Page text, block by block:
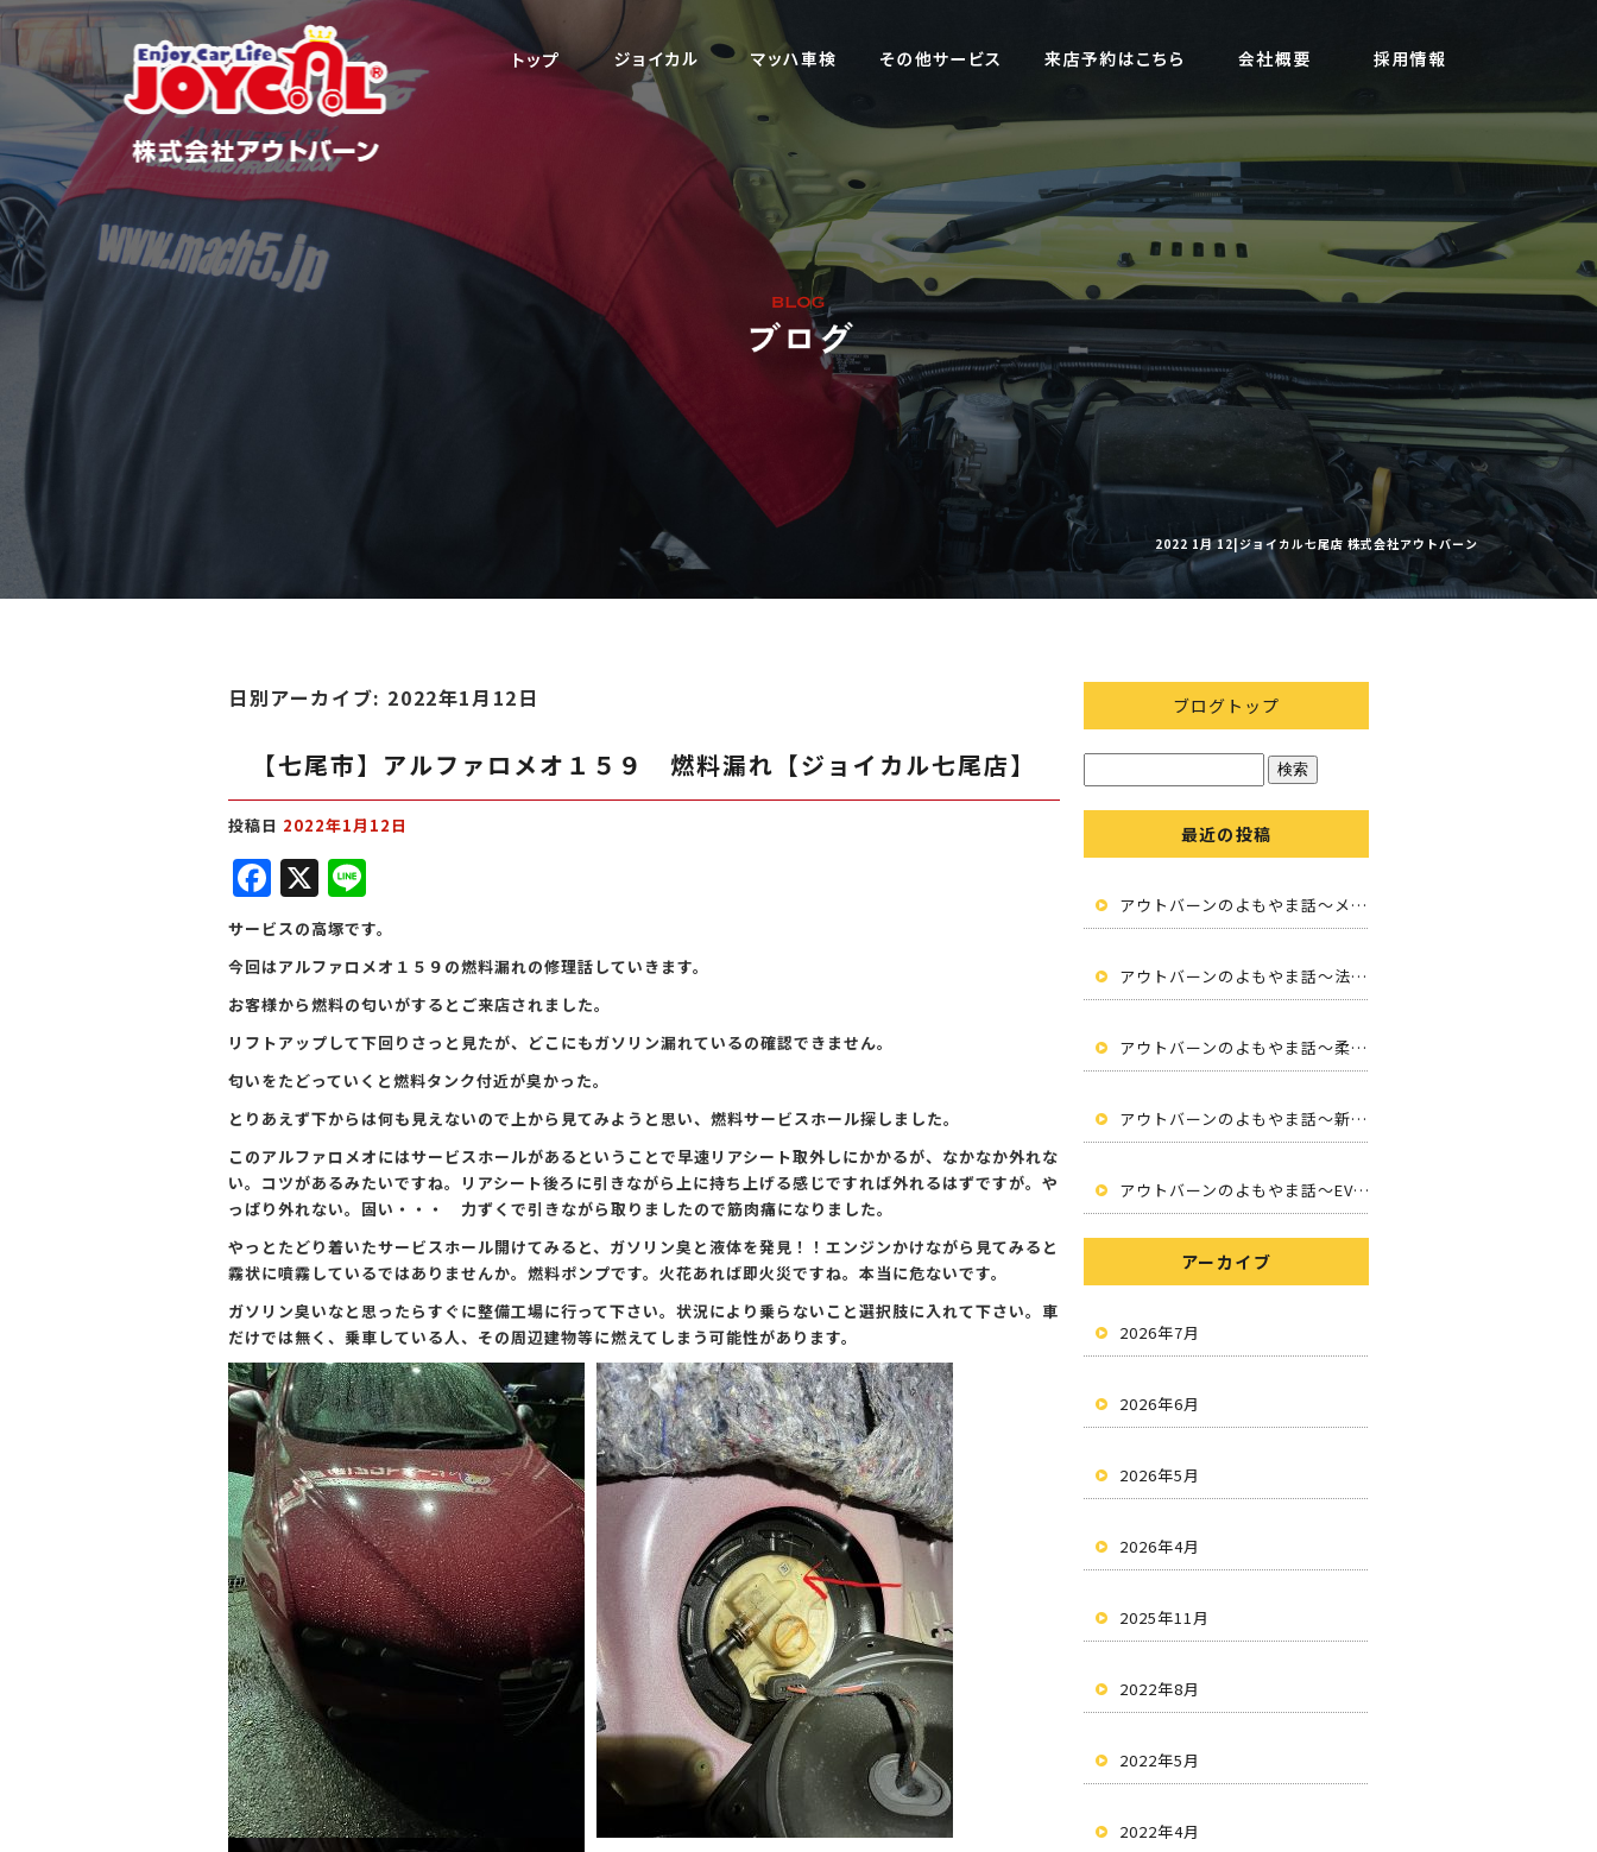
2022 1月 12|ジョイカル七尾店 株式会社アウトバーン
日別アーカイブ: 2022年1月12日
【七尾市】アルファロメオ１５９ 燃料漏れ【ジョイカル七尾店】
投稿日 2022年1月12日
F
a
c
e
b
o
o
k
X
n
e
サービスの高塚です。
今回はアルファロメオ１５９の燃料漏れの修理話していきます。
お客様から燃料の匂いがするとご来店されました。
リフトアップして下回りさっと見たが、どこにもガソリン漏れているの確認できません。
匂いをたどっていくと燃料タンク付近が臭かった。
とりあえず下からは何も見えないので上から見てみようと思い、燃料サービスホール探しました。
このアルファロメオにはサービスホールがあるということで早速リアシート取外しにかかるが、なかなか外れな
い。コツがあるみたいですね。リアシート後ろに引きながら上に持ち上げる感じですれば外れるはずですが。や
っぱり外れない。固い・・・ 力ずくで引きながら取りましたので筋肉痛になりました。
やっとたどり着いたサービスホール開けてみると、ガソリン臭と液体を発見！！エンジンかけながら見てみると
霧状に噴霧しているではありませんか。燃料ポンプです。火花あれば即火災ですね。本当に危ないです。
ガソリン臭いなと思ったらすぐに整備工場に行って下さい。状況により乗らないこと選択肢に入れて下さい。車
だけでは無く、乗車している人、その周辺建物等に燃えてしまう可能性があります。
ブログトップ
最近の投稿
アウトバーンのよもやま話～メンテナンスと未来の魅力～
アウトバーンのよもやま話～法人向けカーリース～
アウトバーンのよもやま話～柔軟性と便利さ～
アウトバーンのよもやま話～新しいカーライフへ～
アウトバーンのよもやま話～EV・サブスク・情報発信・地域密着～
アーカイブ
2026年7月
2026年6月
2026年5月
2026年4月
2025年11月
2022年8月
2022年5月
2022年4月